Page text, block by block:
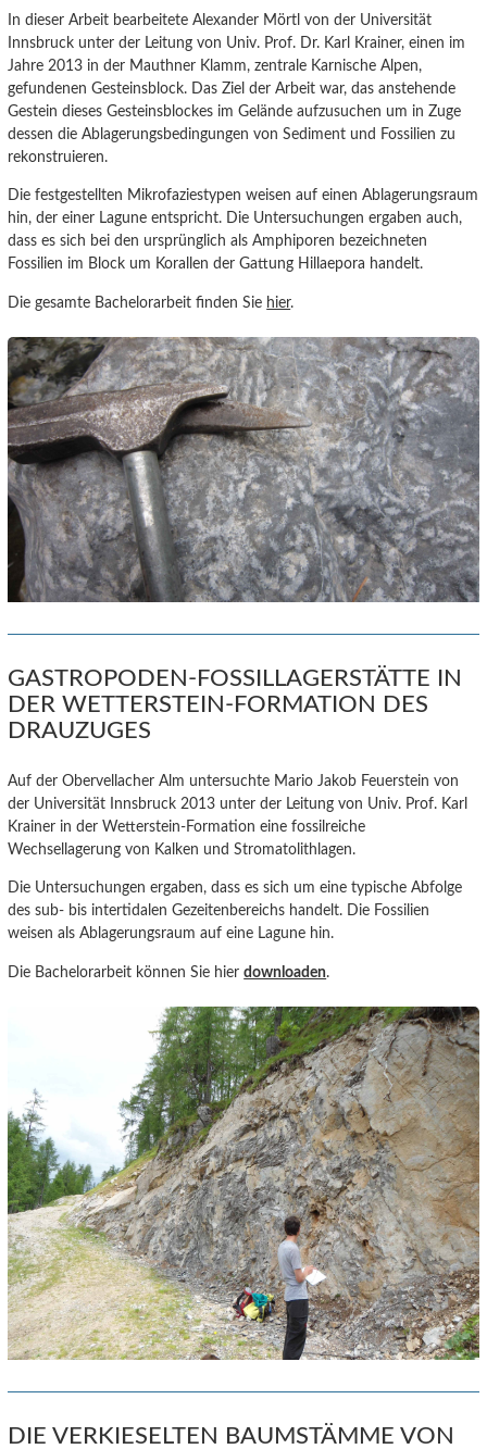
In dieser Arbeit bearbeitete Alexander Mörtl von der Universität
Innsbruck unter der Leitung von Univ. Prof. Dr. Karl Krainer, einen im
Jahre 2013 in der Mauthner Klamm, zentrale Karnische Alpen,
gefundenen Gesteinsblock. Das Ziel der Arbeit war, das anstehende
Gestein dieses Gesteinsblockes im Gelände aufzusuchen um in Zuge
dessen die Ablagerungsbedingungen von Sediment und Fossilien zu
rekonstruieren.
Die festgestellten Mikrofaziestypen weisen auf einen Ablagerungsraum
hin, der einer Lagune entspricht. Die Untersuchungen ergaben auch,
dass es sich bei den ursprünglich als Amphiporen bezeichneten
Fossilien im Block um Korallen der Gattung Hillaepora handelt.
Die gesamte Bachelorarbeit finden Sie hier.
GASTROPODEN-FOSSILLAGERSTÄTTE IN
DER WETTERSTEIN-FORMATION DES
DRAUZUGES
Auf der Obervellacher Alm untersuchte Mario Jakob Feuerstein von
der Universität Innsbruck 2013 unter der Leitung von Univ. Prof. Karl
Krainer in der Wetterstein-Formation eine fossilreiche
Wechsellagerung von Kalken und Stromatolithlagen.
Die Untersuchungen ergaben, dass es sich um eine typische Abfolge
des sub- bis intertidalen Gezeitenbereichs handelt. Die Fossilien
weisen als Ablagerungsraum auf eine Lagune hin.
Die Bachelorarbeit können Sie hierdownloaden.
DIE VERKIESELTEN BAUMSTÄMME VON